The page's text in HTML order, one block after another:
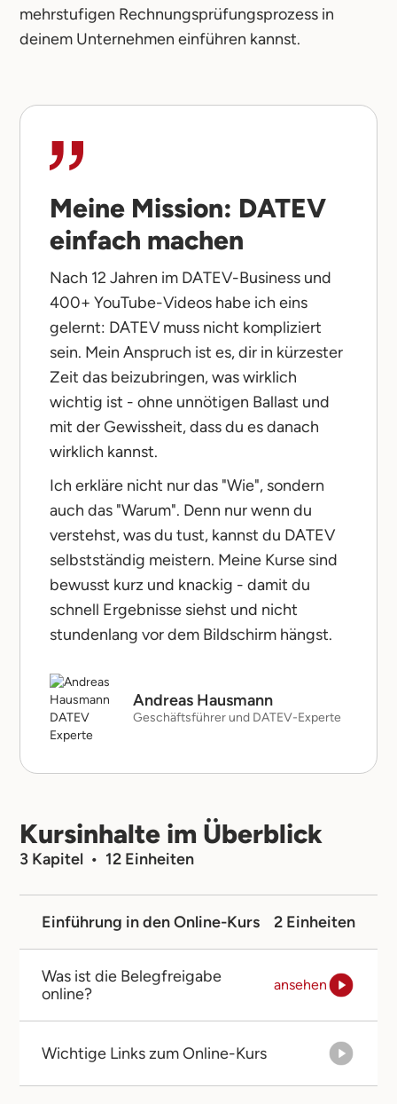
mehrstufigen Rechnungsprüfungsprozess in
deinem Unternehmen einführen kannst.
Meine Mission: DATEV
einfach machen
Nach 12 Jahren im DATEV-Business und
400+ YouTube-Videos habe ich eins
gelernt: DATEV muss nicht kompliziert
sein. Mein Anspruch ist es, dir in kürzester
Zeit das beizubringen, was wirklich
wichtig ist - ohne unnötigen Ballast und
mit der Gewissheit, dass du es danach
wirklich kannst.
Ich erkläre nicht nur das "Wie", sondern
auch das "Warum". Denn nur wenn du
verstehst, was du tust, kannst du DATEV
selbstständig meistern. Meine Kurse sind
bewusst kurz und knackig - damit du
schnell Ergebnisse siehst und nicht
stundenlang vor dem Bildschirm hängst.
Andreas Hausmann
Geschäftsführer und DATEV-Experte
Kursinhalte im Überblick
3 Kapitel • 12 Einheiten
Einführung in den Online-Kurs 2 Einheiten
Was ist die Belegfreigabe
online?
ansehen
Wichtige Links zum Online-Kurs